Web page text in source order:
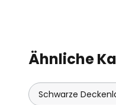
Ähnliche
Schwarze